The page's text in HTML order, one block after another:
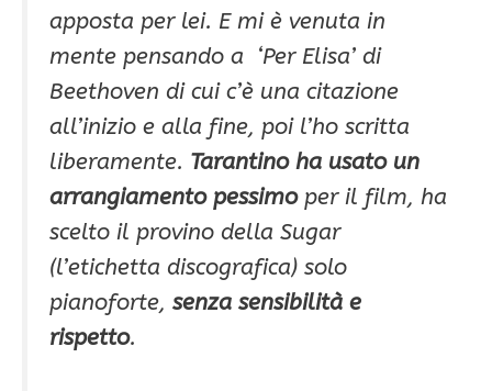
apposta per lei. E mi è venuta in
mente pensando a ‘Per Elisa’ di
Beethoven di cui c’è una citazione
all’inizio e alla fine, poi l’ho scritta
liberamente. Tarantino ha usato un
arrangiamento pessimoper il film, ha
scelto il provino della Sugar
(l’etichetta discografica) solo
pianoforte, senza sensibilità e
rispetto.